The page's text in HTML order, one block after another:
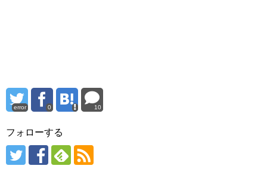
error 0 10
フォローする